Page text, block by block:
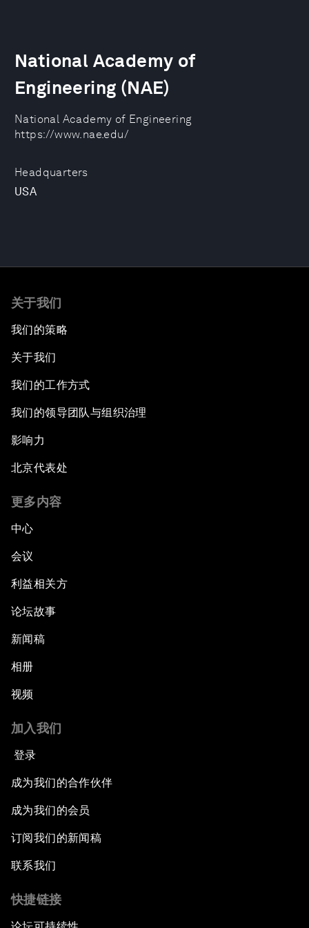
Headquarters
USA
National Academy of
Engineering (NAE)
National Academy of Engineering
https://www.nae.edu/
关于我们
我们的策略
关于我们
我们的工作方式
我们的领导团队与组织治理
影响力
北京代表处
更多内容
中心
会议
利益相关方
论坛故事
新闻稿
相册
视频
加入我们
登录
成为我们的合作伙伴
成为我们的会员
订阅我们的新闻稿
联系我们
快捷链接